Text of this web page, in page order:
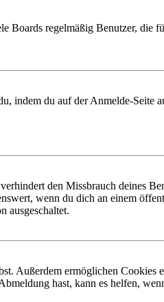
Boards regelmäßig Benutzer, die
indem du auf der Anmelde-Seite
den Missbrauch deines
wenn du dich an einem
ausgeschaltet.
Außerdem ermöglichen Cookies
hast, kann es helfen,